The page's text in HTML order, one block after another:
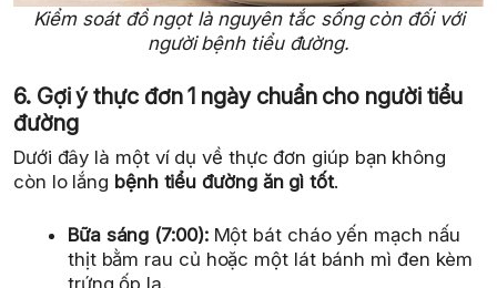
Kiểm soát đồ ngọt là nguyên tắc sống còn đối với
người bệnh tiểu đường.
6. Gợi ý thực đơn 1 ngày chuẩn cho người tiểu
đường
Dưới đây là một ví dụ về thực đơn giúp bạn không
còn lo lắng bệnh tiểu đường ăn gì tốt.
Bữa sáng (7:00):Một bát cháo yến mạch nấu
thịt bằm rau củ hoặc một lát bánh mì đen kèm
trứng ốp la.